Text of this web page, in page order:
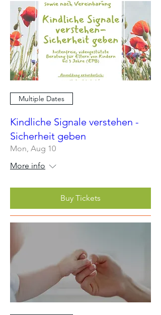
werden.
Noch Fragen? Schreibt gern eine E-mail an:
familiengarten@bluetezeit-berlin.de
Multiple Dates
Kindliche Signale verstehen -
Sicherheit geben
Mon, Aug 10
More info
Buy Tickets